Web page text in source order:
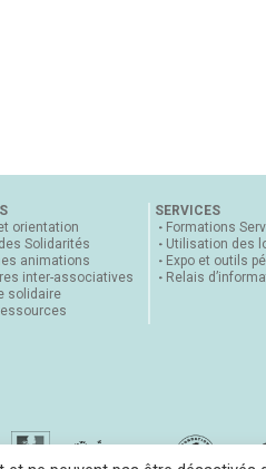
orientation
Solidarités
animations
inter-associatives
solidaire
SERVICES
Formations
Utilisation des
Expo et outils
Relais